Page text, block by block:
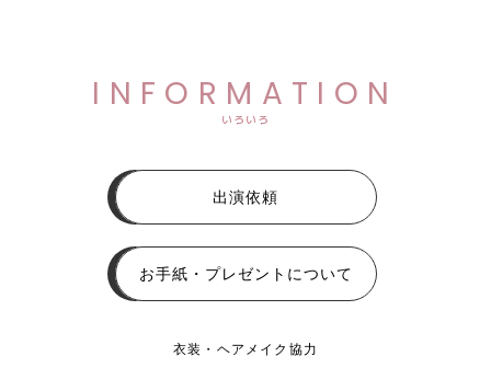
INFORMATION
いろいろ
出演依頼
お手紙・プレゼントについて
衣装・ヘアメイク協力